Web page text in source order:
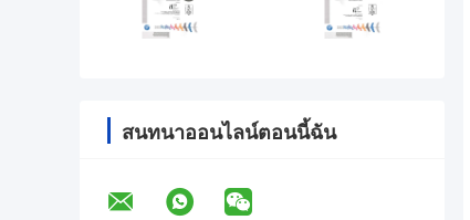
สนทนาออนไลน์ตอนนี้ฉัน